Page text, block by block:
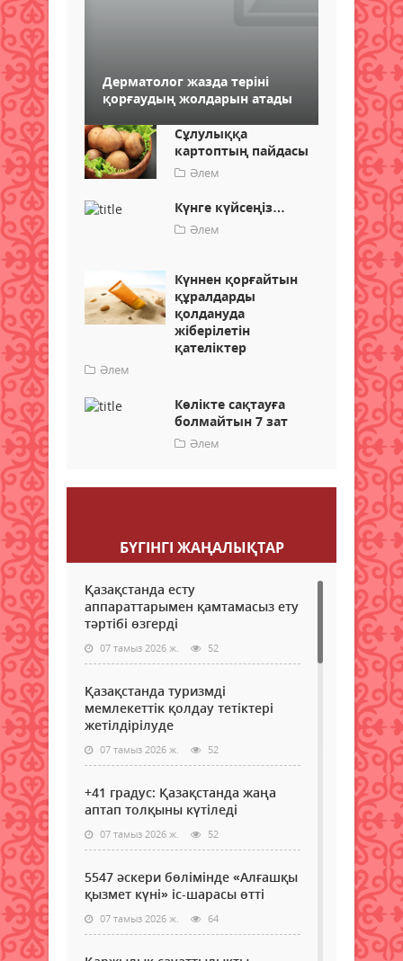
Дерматолог жазда теріні
қорғаудың жолдарын атады
Сұлулыққа
картоптың пайдасы
Әлем
Күнге күйсеңіз…
Әлем
Күннен қорғайтын
құралдарды
қолдануда
жіберілетін
қателіктер
Әлем
Көлікте сақтауға
болмайтын 7 зат
Әлем
БҮГІНГI ЖАҢАЛЫҚТАР
Қазақстанда есту
аппараттарымен қамтамасыз ету
тәртібі өзгерді
07 тамыз 2026 ж. 52
Қазақстанда туризмді
мемлекеттік қолдау тетіктері
жетілдірілуде
07 тамыз 2026 ж. 52
+41 градус: Қазақстанда жаңа
аптап толқыны күтіледі
07 тамыз 2026 ж. 52
5547 әскери бөлімінде «Алғашқы
қызмет күні» іс-шарасы өтті
07 тамыз 2026 ж. 64